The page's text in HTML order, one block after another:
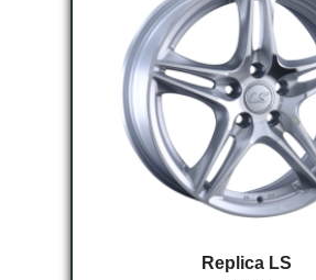
Replica LS